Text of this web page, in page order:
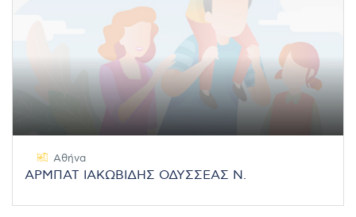
Αθήνα
ΑΡΜΠΑΤ ΙΑΚΩΒΙΔΗΣ ΟΔΥΣΣΕΑΣ Ν.